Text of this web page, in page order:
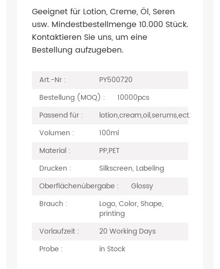
Geeignet für Lotion, Creme, Öl, Seren
usw. Mindestbestellmenge 10.000 Stück.
Kontaktieren Sie uns, um eine
Bestellung aufzugeben.
Art.-Nr :
PY500720
Bestellung (MOQ) :
10000pcs
Passend für :
lotion,cream,oil,serums,ect.
Volumen :
100ml
Material :
PP,PET
Drucken :
Silkscreen, Labeling
Oberflächenübergabe :
Glossy
Brauch :
Logo, Color, Shape,
printing
Vorlaufzeit :
20 Working Days
Probe :
in Stock